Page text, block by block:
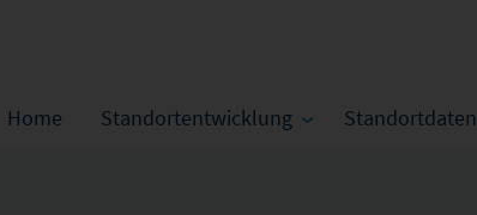
Home Standortentwicklung Standortdaten